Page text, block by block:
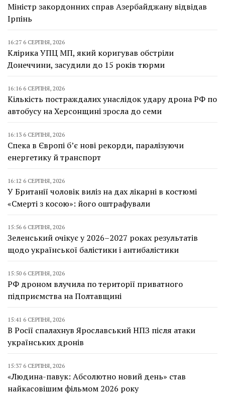
Міністр закордонних справ Азербайджану відвідав
Ірпінь
16:27 6 СЕРПНЯ, 2026
Клірика УПЦ МП, який коригував обстріли
Донеччини, засудили до 15 років тюрми
16:16 6 СЕРПНЯ, 2026
Кількість постраждалих унаслідок удару дрона РФ по
автобусу на Херсонщині зросла до семи
16:13 6 СЕРПНЯ, 2026
Спека в Європі б’є нові рекорди, паралізуючи
енергетику й транспорт
16:12 6 СЕРПНЯ, 2026
У Британії чоловік виліз на дах лікарні в костюмі
«Смерті з косою»: його оштрафували
15:56 6 СЕРПНЯ, 2026
Зеленський очікує у 2026–2027 роках результатів
щодо української балістики і антибалістики
15:50 6 СЕРПНЯ, 2026
РФ дроном влучила по території приватного
підприємства на Полтавщині
15:41 6 СЕРПНЯ, 2026
В Росії спалахнув Ярославський НПЗ після атаки
українських дронів
15:37 6 СЕРПНЯ, 2026
«Людина-павук: Абсолютно новий день» став
найкасовішим фільмом 2026 року